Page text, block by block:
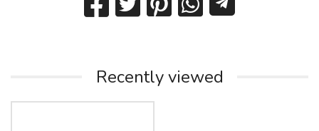
Recently viewed